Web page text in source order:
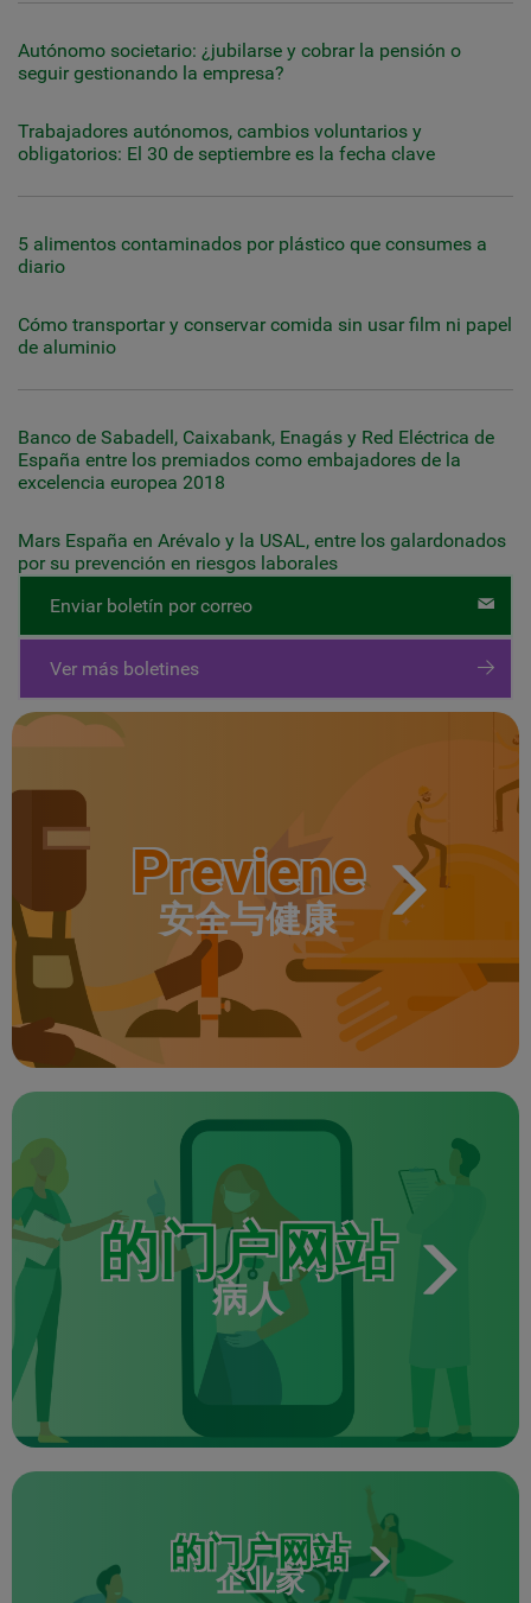
Autónomo societario: ¿jubilarse y cobrar la pensión o
seguir gestionando la empresa?
Trabajadores autónomos, cambios voluntarios y
obligatorios: El 30 de septiembre es la fecha clave
5 alimentos contaminados por plástico que consumes a
diario
Cómo transportar y conservar comida sin usar film ni papel
de aluminio
Banco de Sabadell, Caixabank, Enagás y Red Eléctrica de
España entre los premiados como embajadores de la
excelencia europea 2018
Mars España en Arévalo y la USAL, entre los galardonados
por su prevención en riesgos laborales
Enviar boletín por correo
Ver más boletines
Previene
安全与健康
的门户网站
病人
的门户网站
企业家